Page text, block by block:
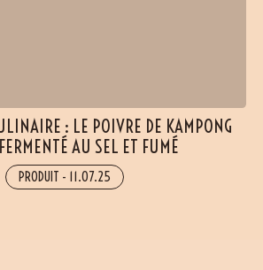
: LE POIVRE DE KAMPONG
AU SEL ET FUMÉ
PRODUIT - 11.07.25